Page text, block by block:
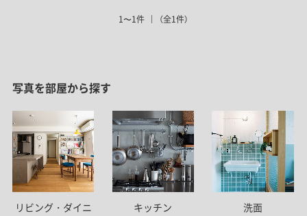
1〜1件 （全1件）
写真を部屋から探す
リビング・ダイニ
キッチン 洗面